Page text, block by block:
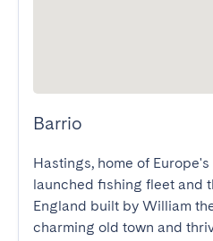
Barrio
Hastings, home of
launched fishing fleet and
England built by William
charming old town and